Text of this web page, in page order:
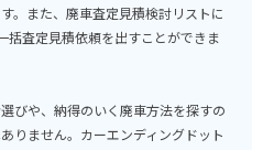
。また、廃車査定見積検討リストに
括査定見積依頼を出すことができま
びや、納得のいく廃車方法を探すの
りません。カーエンディングドット